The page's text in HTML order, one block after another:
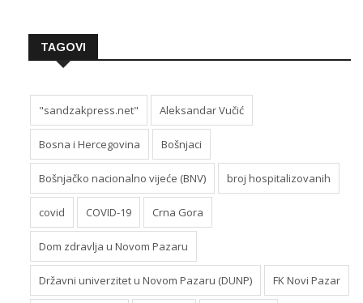
TAGOVI
"sandzakpress.net" Aleksandar Vučić
Bosna i Hercegovina Bošnjaci
Bošnjačko nacionalno vijeće (BNV) broj hospitalizovanih
covid COVID-19 Crna Gora
Dom zdravlja u Novom Pazaru
Državni univerzitet u Novom Pazaru (DUNP) FK Novi Pazar